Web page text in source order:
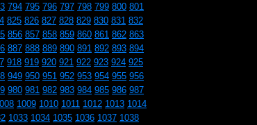
794 795 796 797 798 799 800 801
825 826 827 828 829 830 831 832
856 857 858 859 860 861 862 863
887 888 889 890 891 892 893 894
918 919 920 921 922 923 924 925
949 950 951 952 953 954 955 956
980 981 982 983 984 985 986 987
1009 1010 1011 1012 1013 1014
1033 1034 1035 1036 1037 1038